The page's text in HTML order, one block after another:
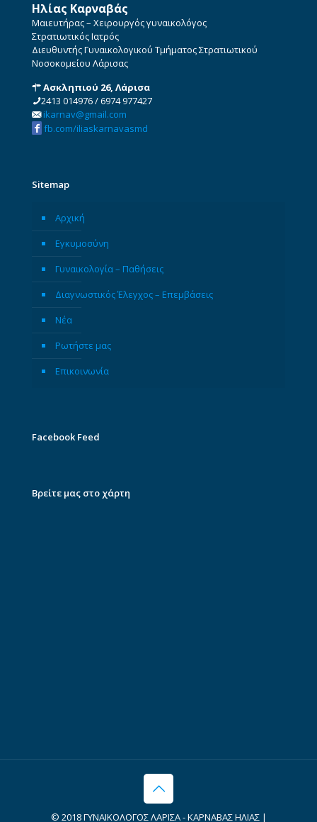
Ηλίας Καρναβάς
Μαιευτήρας – Χειρουργός γυναικολόγος
Στρατιωτικός Ιατρός
Διευθυντής Γυναικολογικού Τμήματος Στρατιωτικού
Νοσοκομείου Λάρισας
Ασκληπιού 26, Λάρισα
2413 014976/6974 977427
ikarnav@gmail.com
fb.com/iliaskarnavasmd
Sitemap
Αρχική
Εγκυμοσύνη
Γυναικολογία – Παθήσεις
Διαγνωστικός Έλεγχος – Επεμβάσεις
Νέα
Ρωτήστε μας
Επικοινωνία
Facebook Feed
Βρείτε μας στο χάρτη
© 2018 ΓΥΝΑΙΚΟΛΟΓΟΣ ΛΑΡΙΣΑ - ΚΑΡΝΑΒΑΣ ΗΛΙΑΣ |